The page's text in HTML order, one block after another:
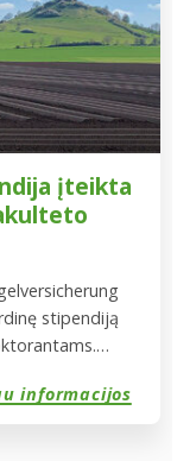
įteikta
stipendiją
dalyvauti
informacijos